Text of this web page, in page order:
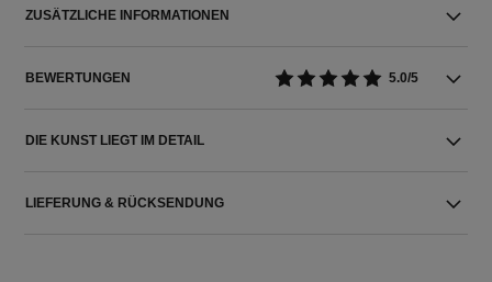
ZUSÄTZLICHE INFORMATIONEN
BEWERTUNGEN 5.0/5
DIE KUNST LIEGT IM DETAIL
LIEFERUNG & RÜCKSENDUNG